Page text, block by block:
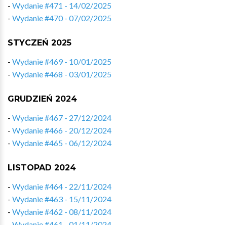
- Wydanie #471 - 14/02/2025
- Wydanie #470 - 07/02/2025
STYCZEŃ 2025
- Wydanie #469 - 10/01/2025
- Wydanie #468 - 03/01/2025
GRUDZIEŃ 2024
- Wydanie #467 - 27/12/2024
- Wydanie #466 - 20/12/2024
- Wydanie #465 - 06/12/2024
LISTOPAD 2024
- Wydanie #464 - 22/11/2024
- Wydanie #463 - 15/11/2024
- Wydanie #462 - 08/11/2024